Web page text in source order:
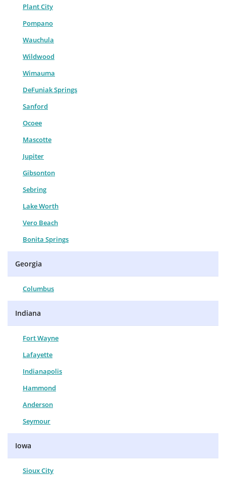
Plant City
Pompano
Wauchula
Wildwood
Wimauma
DeFuniak Springs
Sanford
Ocoee
Mascotte
Jupiter
Gibsonton
Sebring
Lake Worth
Vero Beach
Bonita Springs
Georgia
Columbus
Indiana
Fort Wayne
Lafayette
Indianapolis
Hammond
Anderson
Seymour
Iowa
Sioux City